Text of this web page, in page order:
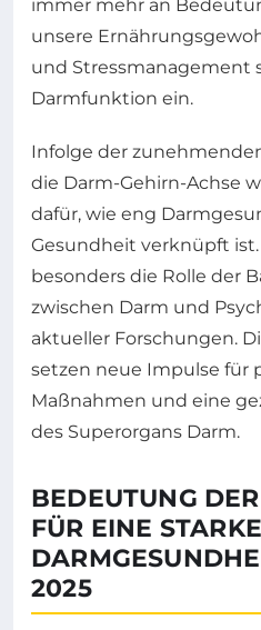
immer mehr an
unsere
und Stressmanagement
Darmfunktion ein.
Infolge der
die Darm-Gehirn-Achse
dafür, wie eng
Gesundheit verknüpft
besonders die Rolle der
zwischen Darm und
aktueller Forschungen.
setzen neue Impulse für
Maßnahmen und eine
des Superorgans Darm.
BEDEUTUNG
FÜR EINE STARKE
2025